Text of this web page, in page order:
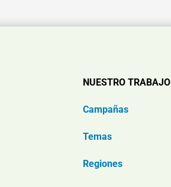
NUESTRO TRABAJO
Campañas
Temas
Regiones